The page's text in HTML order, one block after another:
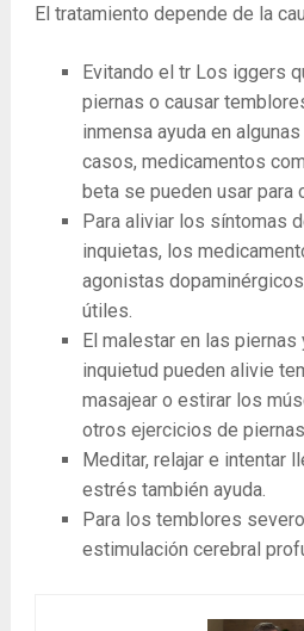
El tratamiento depende de la
Evitando el tr Los iggers
piernas o causar
inmensa ayuda en
casos, medicamentos
beta se pueden usar para
Para aliviar los síntomas
inquietas, los
agonistas
útiles.
El malestar en las
inquietud pueden alivie
masajear o estirar los
otros ejercicios de piernas.
Meditar, relajar e intentar
estrés también ayuda.
Para los temblores
estimulación cerebral